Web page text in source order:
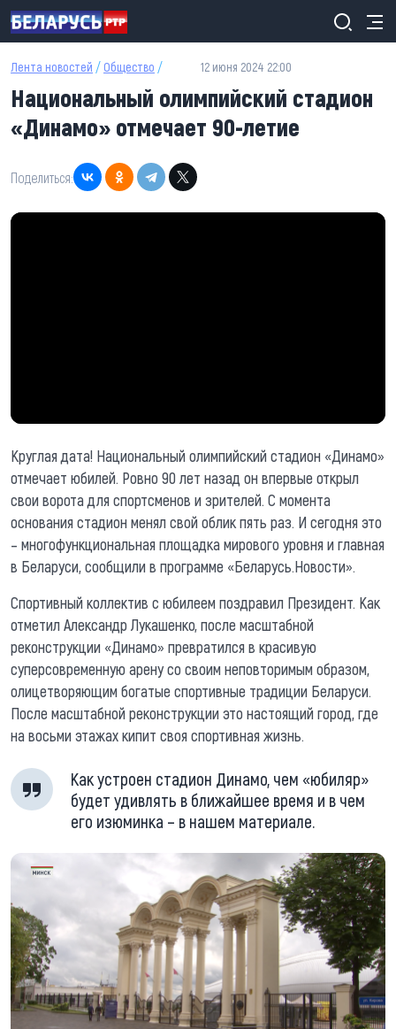
Перейти к основному содержанию
Лента новостей / Общество / 12 июня 2024 22:00
Национальный олимпийский стадион
«Динамо» отмечает 90-летие
Поделиться:
Круглая дата! Национальный олимпийский стадион «Динамо»
отмечает юбилей. Ровно 90 лет назад он впервые открыл
свои ворота для спортсменов и зрителей. С момента
основания стадион менял свой облик пять раз. И сегодня это
– многофункциональная площадка мирового уровня и главная
в Беларуси, сообщили в программе «Беларусь.Новости».
Спортивный коллектив с юбилеем поздравил Президент. Как
отметил Александр Лукашенко, после масштабной
реконструкции «Динамо» превратился в красивую
суперсовременную арену со своим неповторимым образом,
олицетворяющим богатые спортивные традиции Беларуси.
После масштабной реконструкции это настоящий город, где
на восьми этажах кипит своя спортивная жизнь.
Как устроен стадион Динамо, чем «юбиляр»
будет удивлять в ближайшее время и в чем
его изюминка – в нашем материале.